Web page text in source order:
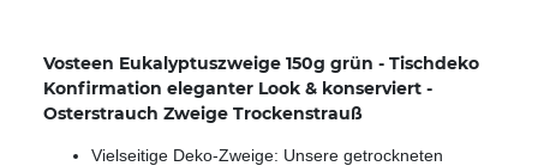
Vosteen Eukalyptuszweige 150g grün - Tischdeko
Konfirmation eleganter Look & konserviert -
Osterstrauch Zweige Trockenstrauß
Vielseitige Deko-Zweige: Unsere getrockneten